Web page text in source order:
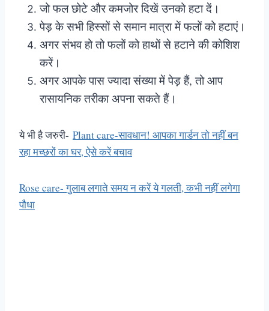
जो फल छोटे और कमजोर दिखें उनको हटा दें।
पेड़ के सभी हिस्सों से समान मात्रा में फलों को हटाएं।
अगर संभव हो तो फलों को हाथों से हटाने की कोशिश
करें।
अगर आपके पास ज्यादा संख्या में पेड़ हैं, तो आप
रासायनिक तरीका अपना सकते हैं।
ये भी है जरुरी- Plant care-सावधान! आपका गार्डन तो नहीं बन
रहा मच्छरों का घर, ऐसे करें बचाव
Rose care- गुलाब लगाते समय न करें ये गलती, कभी नहीं लगेगा
पौधा